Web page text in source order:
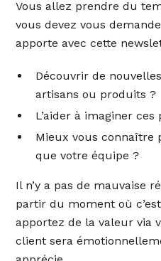
Vous allez prendre du
vous devez vous
apporte avec cette
Découvrir de
artisans ou produits ?
L’aider à imaginer
Mieux vous connaître
que votre équipe ?
Il n’y a pas de mauvaise
partir du moment où
apportez de la valeur via
client sera